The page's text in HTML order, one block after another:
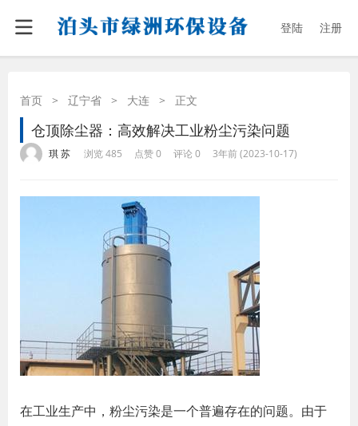
登陆 注册
首页 > 辽宁省 > 大连 > 正文
仓顶除尘器：高效解决工业粉尘污染问题
琪 苏 浏览 485 点赞 0 评论 0 3年前 (2023-10-17)
在工业生产中，粉尘污染是一个普遍存在的问题。由于